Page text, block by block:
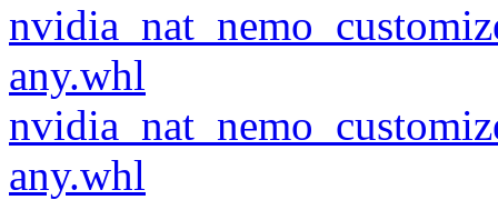
any.whl
any.whl